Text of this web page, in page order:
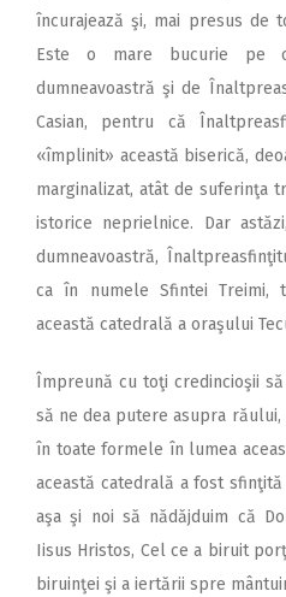
încurajează şi, mai presus de
Este o mare bucurie pe
dumneavoastră şi de
Casian, pentru că
«împlinit» această biserică,
marginalizat, atât de suferinţa
istorice neprielnice. Dar
dumneavoastră,
ca în numele Sfintei Treimi,
această catedrală a oraşului
Împreună cu toţi credincioşii
să ne dea putere asupra
în toate formele în lumea
această catedrală a fost
aşa şi noi să nădăjduim că
Iisus Hristos, Cel ce a biruit
biruinţei şi a iertării spre